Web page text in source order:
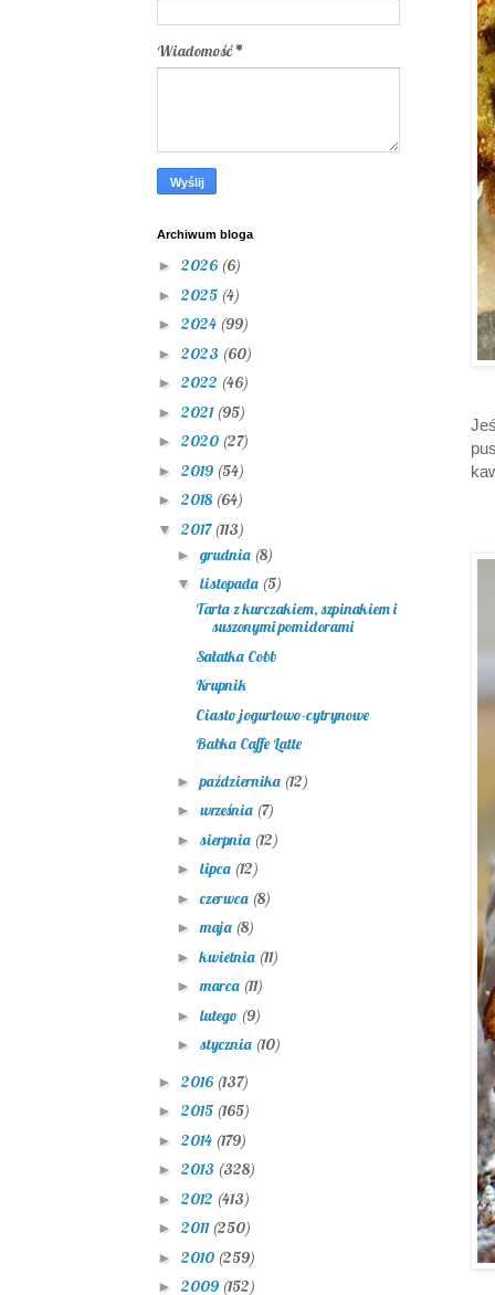
Wiadomość*
Archiwum bloga
► 2026 (6)
► 2025 (4)
► 2024 (99)
► 2023 (60)
► 2022 (46)
► 2021 (95)
► 2020 (27)
► 2019 (54)
► 2018 (64)
▼ 2017(113)
► grudnia (8)
▼ listopada (5)
Tarta z kurczakiem, szpinakiem i
suszonymi pomidorami
Sałatka Cobb
Krupnik
Ciasto jogurtowo-cytrynowe
Babka Caffe Latte
►października (12)
► września (7)
► sierpnia (12)
► lipca (12)
►czerwca (8)
►maja (8)
►kwietnia (11)
►marca (11)
► lutego (9)
► stycznia (10)
► 2016 (137)
► 2015 (165)
► 2014 (179)
► 2013 (328)
► 2012 (413)
► 2011 (250)
► 2010 (259)
► 2009 (152)